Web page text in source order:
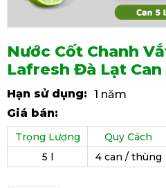
Nước Cốt Chanh
Lafresh Đà Lạt Can
Hạn sử dụng: 1 năm
Giá bán:
Trọng Lượng Quy Cách
5 l
4 can / thùng